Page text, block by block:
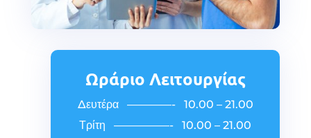
Ωράριο Λειτουργίας
Δευτέρα ————- 10.00 – 21.00
Τρίτη —————- 10.00 – 21.00